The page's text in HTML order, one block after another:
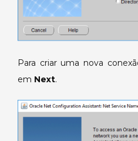
Para criar uma nova
em Next.